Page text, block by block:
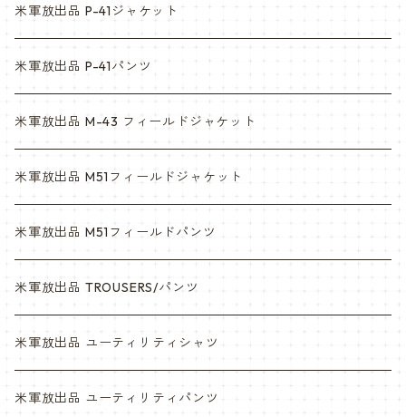
ACU
マルチカム
3c
6c
デザート
デザートマーパット
ABU
NWU
ウッドランド
ACU
マルチカム
3c
6c
デザート
デザートマーパット
ABU
米軍放出品 P-41ジャケット
米軍放出品 P-41パンツ
米軍放出品 M-43 フィールドジャケット
米軍放出品 M51フィールドジャケット
米軍放出品 M51フィールドパンツ
米軍放出品 TROUSERS/パンツ
米軍放出品 ユーティリティシャツ
米軍放出品 ユーティリティパンツ